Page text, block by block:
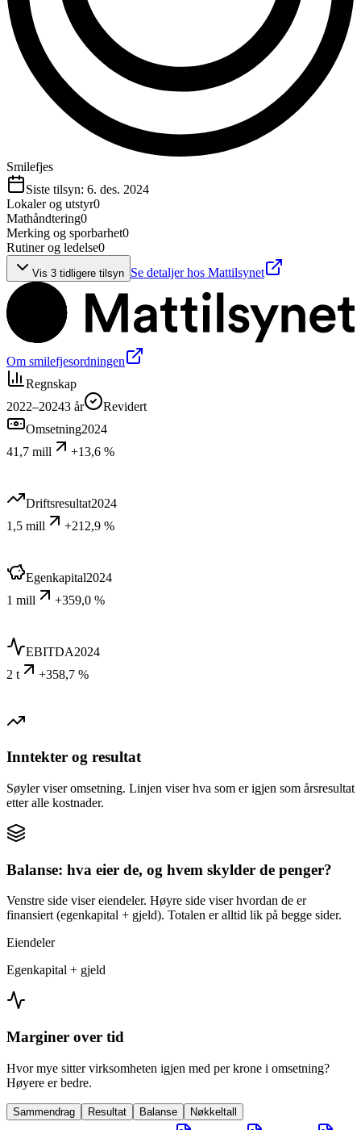
Smilefjes
Siste tilsyn: 6. des. 2024
Lokaler og utstyr0
Mathåndtering0
Merking og sporbarhet0
Rutiner og ledelse0
Vis 3 tidligere tilsyn Se detaljer hos Mattilsynet
Om smilefjesordningen
Regnskap
2022–20243 år
Revidert
Omsetning2024
41,7 mill
+13,6 %
Driftsresultat2024
1,5 mill
+212,9 %
Egenkapital2024
1 mill
+359,0 %
EBITDA2024
2 t
+358,7 %
Inntekter og resultat
Søyler viser omsetning. Linjen viser hva som er igjen som årsresultat
etter alle kostnader.
Balanse: hva eier de, og hvem skylder de penger?
Venstre side viser eiendeler. Høyre side viser hvordan de er
finansiert (egenkapital + gjeld). Totalen er alltid lik på begge sider.
Eiendeler
Egenkapital + gjeld
Marginer over tid
Hvor mye sitter virksomheten igjen med per krone i omsetning?
Høyere er bedre.
Sammendrag Resultat Balanse Nøkkeltall